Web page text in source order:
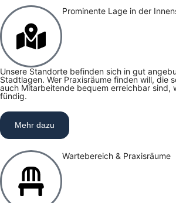
Prominente Lage in der
Unsere Standorte befinden sich in gut
Stadtlagen. Wer Praxisräume finden will, die
auch Mitarbeitende bequem erreichbar sind,
fündig.
Mehr dazu
Wartebereich & Praxisräume